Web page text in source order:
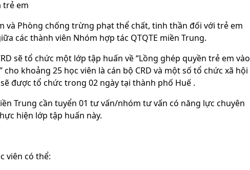
trẻ em
và Phòng chống trừng phạt thể chất, tinh thần đối với trẻ em
các thành viên Nhóm hợp tác QTQTE miền Trung.
sẽ tổ chức một lớp tập huấn về “Lồng ghép quyền trẻ em vào
khoảng 25 học viên là cán bộ CRD và một số tổ chức xã hội
được tổ chức trong 02 ngày tại thành phố Huế .
Trung cần tuyển 01 tư vấn/nhóm tư vấn có năng lực chuyên
hiện lớp tập huấn này.
viên có thể: